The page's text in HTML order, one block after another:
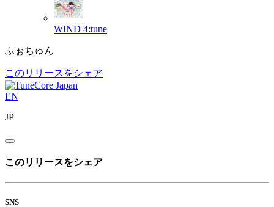
WIND 4:tune
ふぉちゅん
このリリースをシェア
EN
JP
このリリースをシェア
SNS